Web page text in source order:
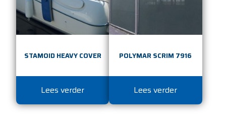
STAMOID HEAVY COVER
Lees verder
POLYMAR SCRIM 7916
Lees verder